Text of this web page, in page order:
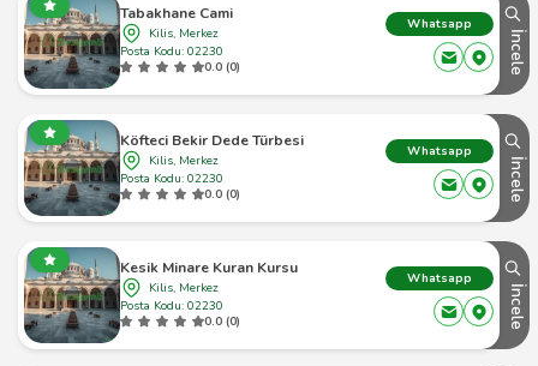
Tabakhane Cami
Kilis, Merkez
Posta Kodu: 02230
0.0 (0)
Whatsapp
İncele
Köfteci Bekir Dede Türbesi
Kilis, Merkez
Posta Kodu: 02230
0.0 (0)
Whatsapp
İncele
Kesik Minare Kuran Kursu
Kilis, Merkez
Posta Kodu: 02230
0.0 (0)
Whatsapp
İncele